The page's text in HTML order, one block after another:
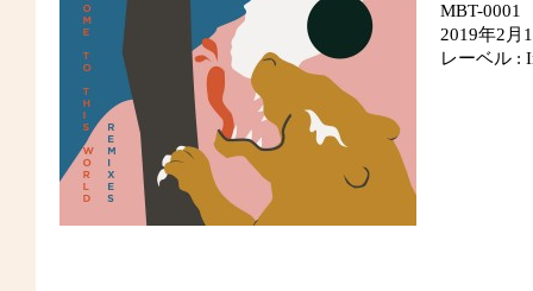
MBT-0001
2019年2月
レーベル :